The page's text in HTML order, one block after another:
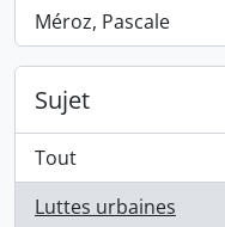
Méroz, Pascale
, 1 résultats
Sujet
Tout
Luttes urbaines
, 1 résultats